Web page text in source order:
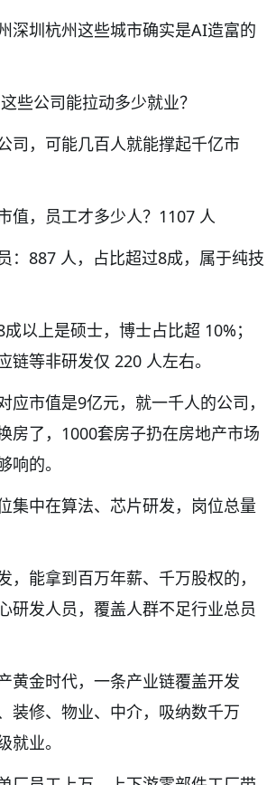
深圳杭州这些城市确实是AI造富的
些公司能拉动多少就业？
司，可能几百人就能撑起千亿市
值，员工才多少人？1107 人
：887 人，占比超过8成，属于纯技
以上是硕士，博士占比超 10%；
链等非研发仅 220 人左右。
应市值是9亿元，就一千人的公司，
房了，1000套房子扔在房地产市场
响的。
集中在算法、芯片研发，岗位总量
，能拿到百万年薪、千万股权的，
研发人员，覆盖人群不足行业总员
黄金时代，一条产业链覆盖开发
装修、物业、中介，吸纳数千万
就业。